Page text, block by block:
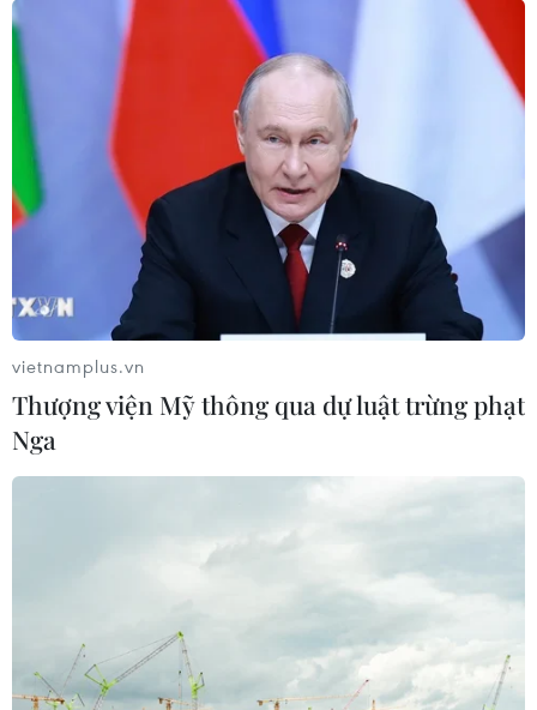
vietnamplus.vn
Thượng viện Mỹ thông qua dự luật trừng phạt
Nga